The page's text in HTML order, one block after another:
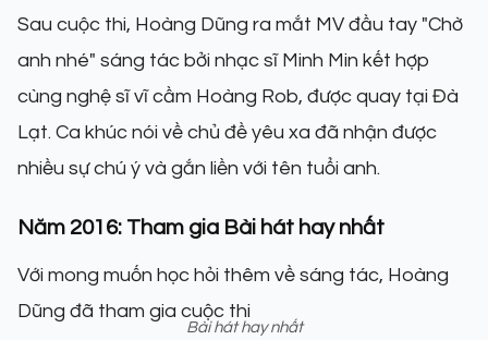
Sau cuộc thi, Hoàng Dũng ra mắt MV đầu tay "Chờ
anh nhé" sáng tác bởi nhạc sĩ Minh Min kết hợp
cùng nghệ sĩ vĩ cầm Hoàng Rob, được quay tại Đà
Lạt. Ca khúc nói về chủ đề yêu xa đã nhận được
nhiều sự chú ý và gắn liền với tên tuổi anh.
Năm 2016: Tham gia Bài hát hay nhất
Với mong muốn học hỏi thêm về sáng tác, Hoàng
Dũng đã tham gia cuộc thi
Bài hát hay nhất